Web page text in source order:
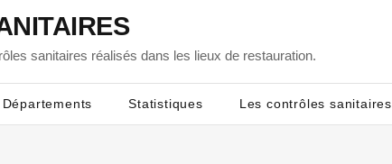
sanitaires réalisés dans les lieux de restauration.
Départements Statistiques Les contrôles sanitaires